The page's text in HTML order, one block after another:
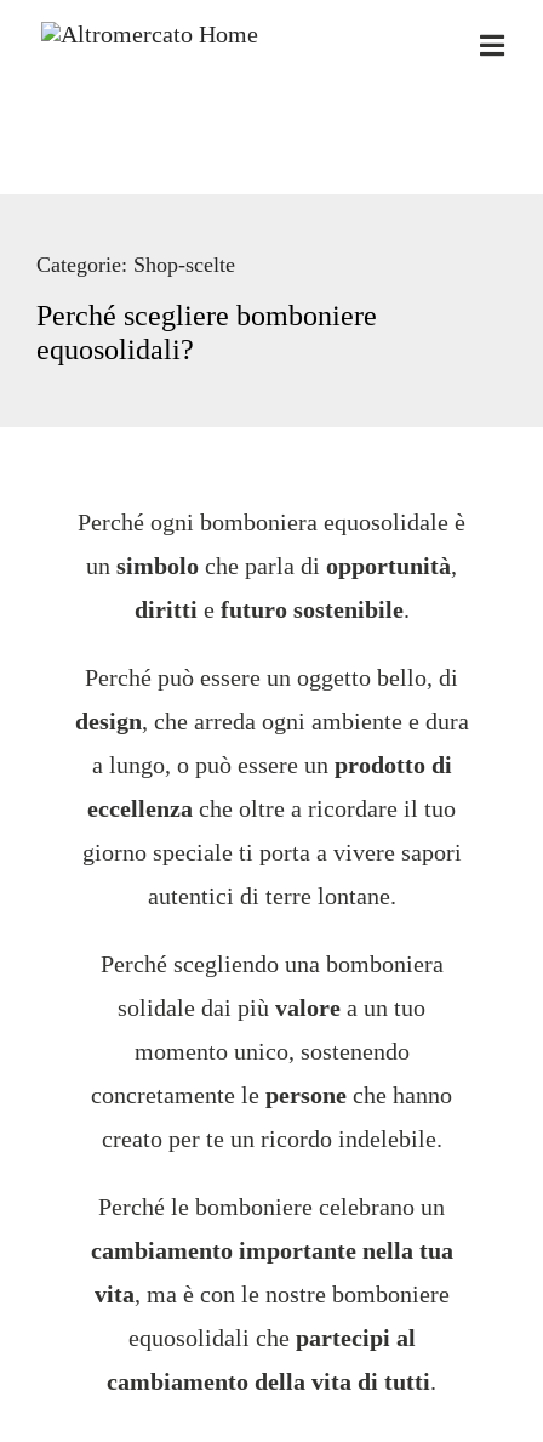
SOSTENIBILITÀ
SHOP ONLINE
Salta
Categorie: Shop-scelte
Perché scegliere bomboniere
equosolidali?
Perché ogni bomboniera equosolidale è
un simbolo che parla di opportunità,
diritti e futuro sostenibile.
Perché può essere un oggetto bello, di
design, che arreda ogni ambiente e dura
a lungo, o può essere un prodotto di
eccellenza che oltre a ricordare il tuo
giorno speciale ti porta a vivere sapori
autentici di terre lontane.
Perché scegliendo una bomboniera
solidale dai più valore a un tuo
momento unico, sostenendo
concretamente le persone che hanno
creato per te un ricordo indelebile.
Perché le bomboniere celebrano un
cambiamento importante nella tua
vita, ma è con le nostre bomboniere
equosolidali che partecipi al
cambiamento della vita di tutti.